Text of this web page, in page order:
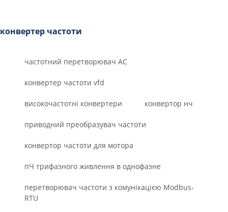
конвертер частоти
частотний перетворювач AC
конвертер частоти vfd
високочастотні конвертери конвертор нч
приводний преобразувач частоти
конвертор частоти для мотора
пЧ трифазного живлення в однофазне
перетворювач частоти з комунікацією Modbus-
RTU